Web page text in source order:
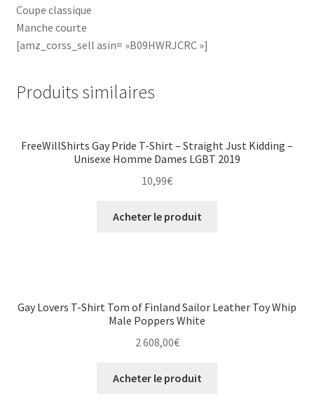
Coupe classique
Manche courte
[amz_corss_sell asin= »B09HWRJCRC »]
Produits similaires
FreeWillShirts Gay Pride T-Shirt – Straight Just Kidding –
Unisexe Homme Dames LGBT 2019
10,99€
Acheter le produit
Gay Lovers T-Shirt Tom of Finland Sailor Leather Toy Whip
Male Poppers White
2 608,00€
Acheter le produit